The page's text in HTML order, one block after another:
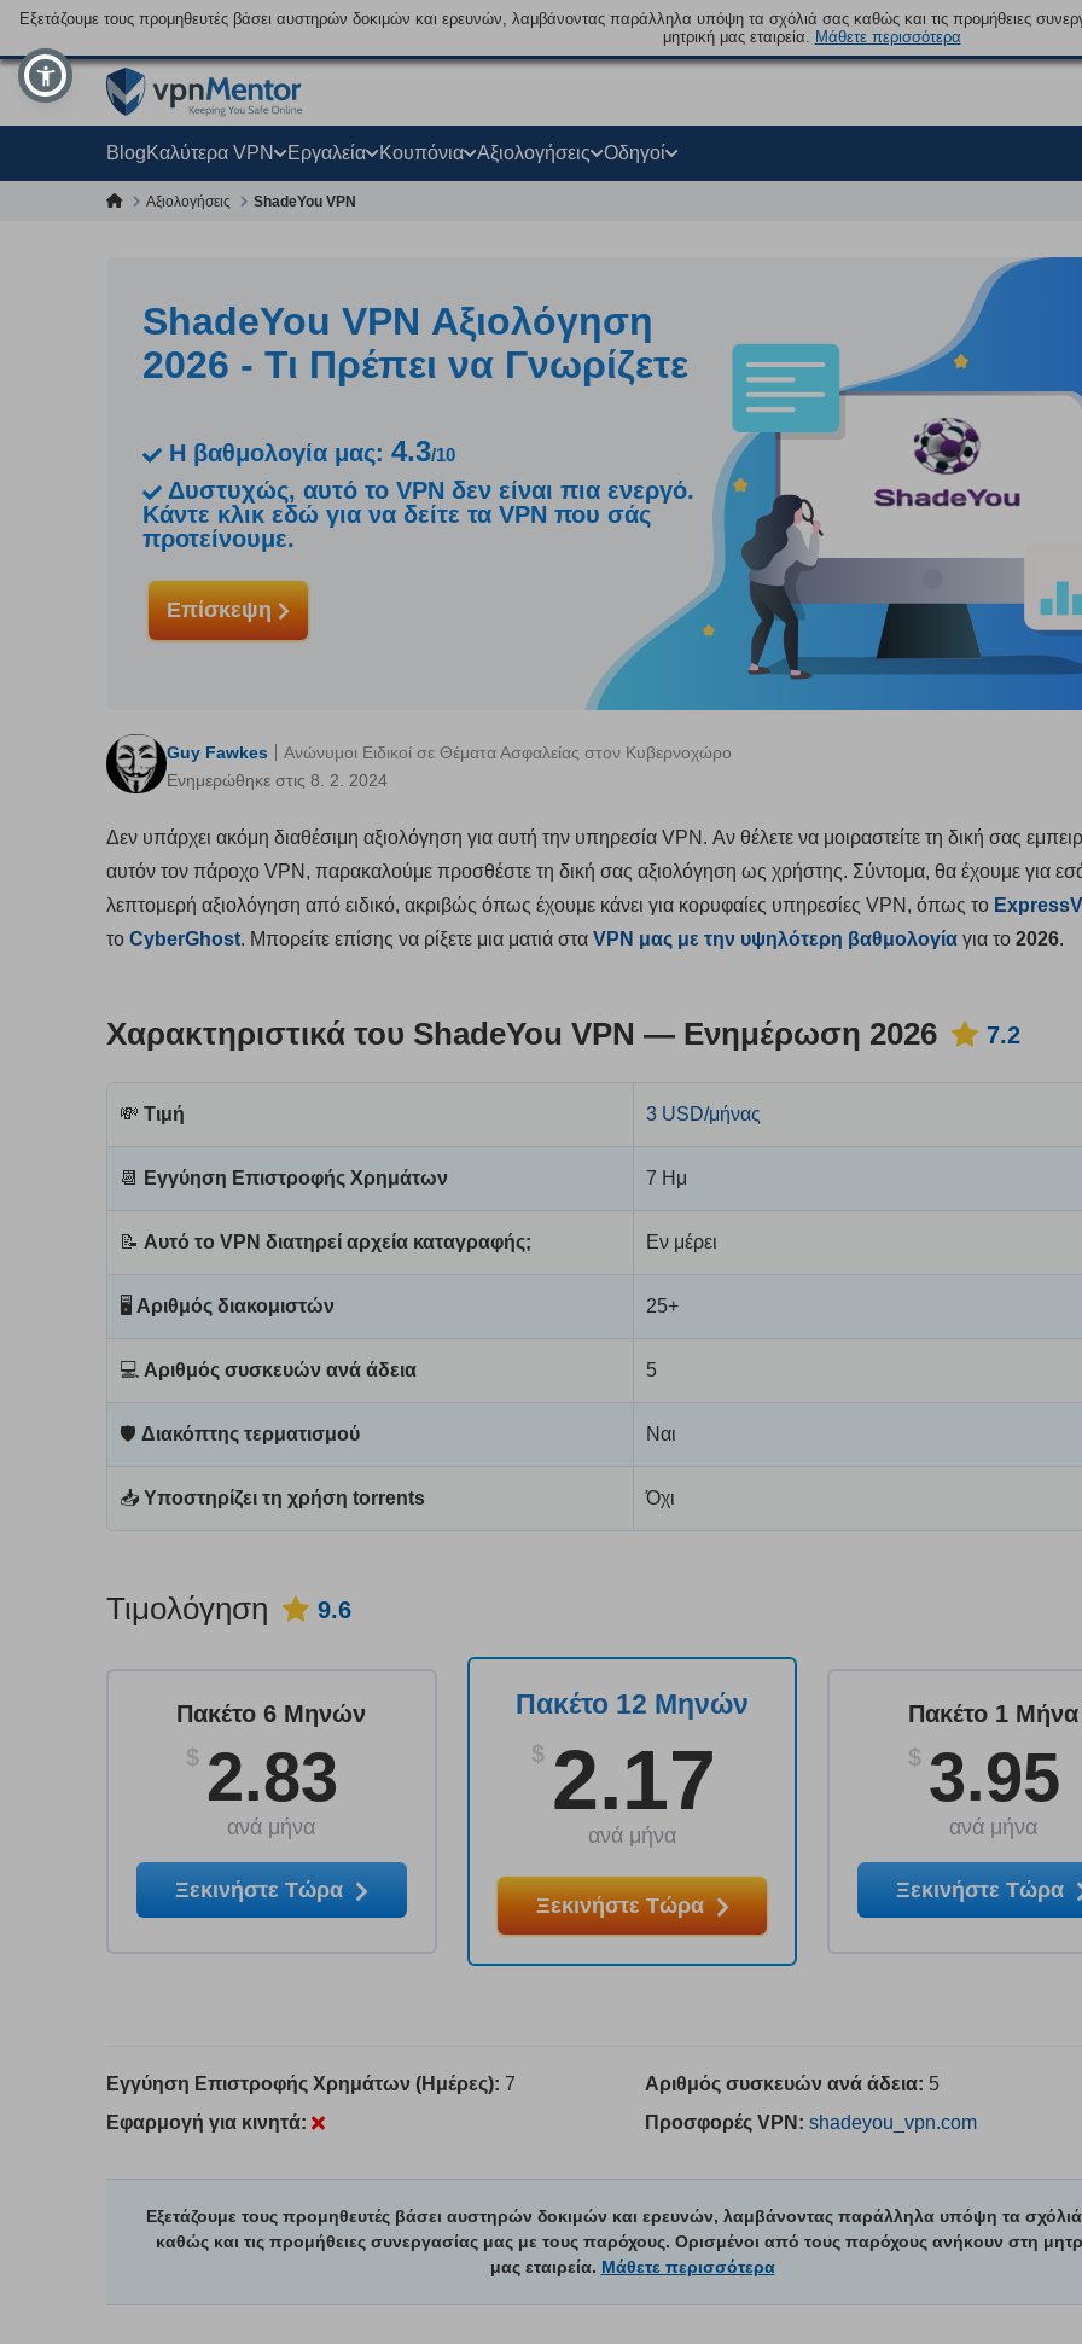
Εξετάζουμε τους προμηθευτές βάσει αυστηρών δοκιμών και ερευνών, λαμβάνοντας παράλληλα υπόψη τα σχόλιά σας καθώς και τις προμήθειες
μητρική μας εταιρεία. Μάθετε περισσότερα
BlogΚαλύτερα VPN Εργαλεία Κουπόνια Αξιολογήσεις Οδηγοί
Αξιολογήσεις ShadeYou VPN
ShadeYou VPN Αξιολόγηση
2026 - Τι Πρέπει να Γνωρίζετε
Η βαθμολογία μας: 4.3/10
Δυστυχώς, αυτό το VPN δεν είναι πια ενεργό.
Κάντε κλικ εδώ για να δείτε τα VPN που σάς
προτείνουμε.
Επίσκεψη
Guy Fawkes
Ενημερώθηκε στις 8. 2. 2024
Ανώνυμοι Ειδικοί σε Θέματα Ασφαλείας στον Κυβερνοχώρο
Δεν υπάρχει ακόμη διαθέσιμη αξιολόγηση για αυτή την υπηρεσία VPN. Αν θέλετε να μοιραστείτε τη δική σας
αυτόν τον πάροχο VPN, παρακαλούμε προσθέστε τη δική σας αξιολόγηση ως χρήστης. Σύντομα, θα έχουμε για
λεπτομερή αξιολόγηση από ειδικό, ακριβώς όπως έχουμε κάνει για κορυφαίες υπηρεσίες VPN, όπως το
το CyberGhost. Μπορείτε επίσης να ρίξετε μια ματιά στα VPN μας με την υψηλότερη βαθμολογία για το 2026.
Χαρακτηριστικά του ShadeYou VPN — Ενημέρωση 2026 7.2
💸 Τιμή 3 USD/μήνας
📆 Εγγύηση Επιστροφής Χρημάτων 7 Ημ
📝 Αυτό το VPN διατηρεί αρχεία καταγραφής; Εν μέρει
🖥 Αριθμός διακομιστών 25+
💻 Αριθμός συσκευών ανά άδεια 5
🛡 Διακόπτης τερματισμού Ναι
📥 Υποστηρίζει τη χρήση torrents Όχι
Τιμολόγηση 9.6
Πακέτο 12 Μηνών
$ 2.17
ανά μήνα
Ξεκινήστε Τώρα
Πακέτο 6 Μηνών
$ 2.83
ανά μήνα
Ξεκινήστε Τώρα
Πακέτο 1 Μήνα
$ 3.95
ανά μήνα
Ξεκινήστε Τώρα
Εγγύηση Επιστροφής Χρημάτων (Ημέρες): 7
Εφαρμογή για κινητά:
Αριθμός συσκευών ανά άδεια: 5
Προσφορές VPN: shadeyou_vpn.com
Εξετάζουμε τους προμηθευτές βάσει αυστηρών δοκιμών και ερευνών, λαμβάνοντας παράλληλα υπόψη τα
καθώς και τις προμήθειες συνεργασίας μας με τους παρόχους. Ορισμένοι από τους παρόχους ανήκουν στη
μας εταιρεία. Μάθετε περισσότερα